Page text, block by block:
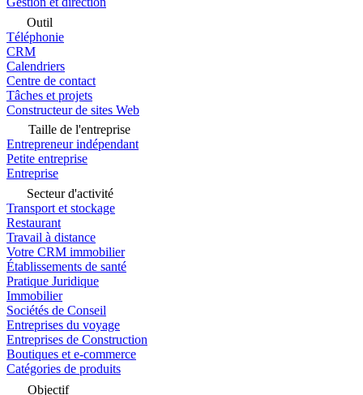
Outil
Téléphonie
CRM
Calendriers
Centre de contact
Tâches et projets
Constructeur de sites Web
Taille de l'entreprise
Entrepreneur indépendant
Petite entreprise
Entreprise
Secteur d'activité
Transport et stockage
Restaurant
Travail à distance
Votre CRM immobilier
Établissements de santé
Pratique Juridique
Immobilier
Sociétés de Conseil
Entreprises du voyage
Entreprises de Construction
Boutiques et e-commerce
Catégories de produits
Objectif